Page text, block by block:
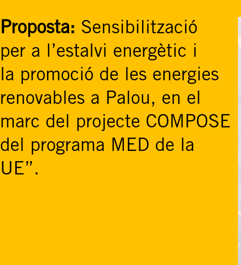
Proposta: Sensibilització
per a l’estalvi energètic i
la promoció de les energies
renovables a Palou, en el
marc del projecte COMPOSE
del programa MED de la
UE”.